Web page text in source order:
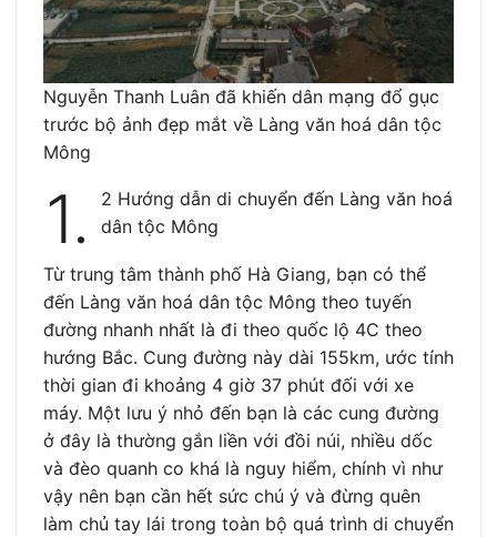
Nguyễn Thanh Luân đã khiến dân mạng đổ gục
trước bộ ảnh đẹp mắt về Làng văn hoá dân tộc
Mông
1.
2 Hướng dẫn di chuyển đến Làng văn hoá
dân tộc Mông
Từ trung tâm thành phố Hà Giang, bạn có thể
đến Làng văn hoá dân tộc Mông theo tuyến
đường nhanh nhất là đi theo quốc lộ 4C theo
hướng Bắc. Cung đường này dài 155km, ước tính
thời gian đi khoảng 4 giờ 37 phút đối với xe
máy. Một lưu ý nhỏ đến bạn là các cung đường
ở đây là thường gắn liền với đồi núi, nhiều dốc
và đèo quanh co khá là nguy hiểm, chính vì như
vậy nên bạn cần hết sức chú ý và đừng quên
làm chủ tay lái trong toàn bộ quá trình di chuyển